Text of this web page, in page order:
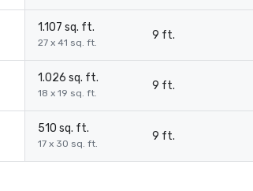
1.107 sq. ft.
27 x 41 sq. ft.
9 ft.
1.026 sq. ft.
18 x 19 sq. ft.
9 ft.
510 sq. ft.
17 x 30 sq. ft.
9 ft.